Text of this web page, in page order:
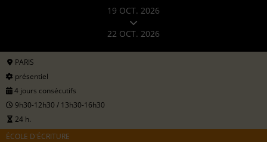
19 OCT. 2026
22 OCT. 2026
PARIS
présentiel
4 jours consécutifs
9h30-12h30 / 13h30-16h30
24 h.
ÉCOLE D'ÉCRITURE